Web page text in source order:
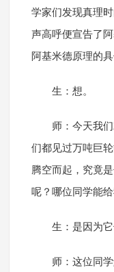
学家们发现真理
声高呼便宣告了
阿基米德原理的
生：想。
师：今天我
们都见过万吨巨
腾空而起，究竟
呢？哪位同学能
生：是因为它
师：这位同